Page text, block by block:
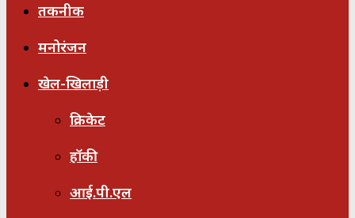
तकनीक
मनोरंजन
खेल-खिलाड़ी
क्रिकेट
हॉकी
आई.पी.एल